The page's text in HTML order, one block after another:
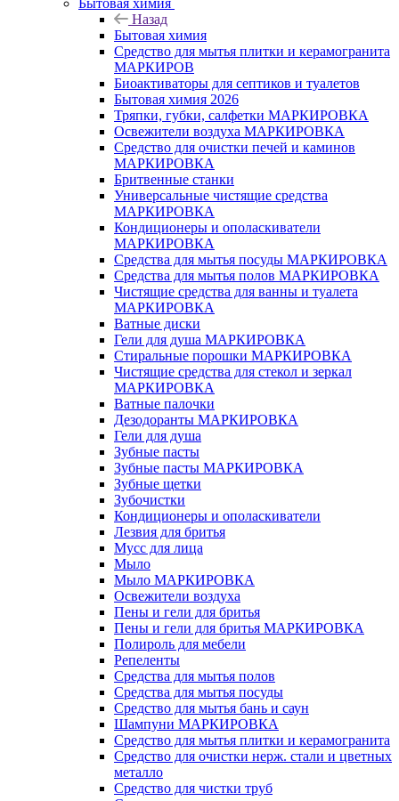
Бытовая химия
Назад
Бытовая химия
Средство для мытья плитки и керамогранита
МАРКИРОВ
Биоактиваторы для септиков и туалетов
Бытовая химия 2026
Тряпки, губки, салфетки МАРКИРОВКА
Освежители воздуха МАРКИРОВКА
Средство для очистки печей и каминов
МАРКИРОВКА
Бритвенные станки
Универсальные чистящие средства
МАРКИРОВКА
Кондиционеры и ополаскиватели
МАРКИРОВКА
Средства для мытья посуды МАРКИРОВКА
Средства для мытья полов МАРКИРОВКА
Чистящие средства для ванны и туалета
МАРКИРОВКА
Ватные диски
Гели для душа МАРКИРОВКА
Стиральные порошки МАРКИРОВКА
Чистящие средства для стекол и зеркал
МАРКИРОВКА
Ватные палочки
Дезодоранты МАРКИРОВКА
Гели для душа
Зубные пасты
Зубные пасты МАРКИРОВКА
Зубные щетки
Зубочистки
Кондиционеры и ополаскиватели
Лезвия для бритья
Мусс для лица
Мыло
Мыло МАРКИРОВКА
Освежители воздуха
Пены и гели для бритья
Пены и гели для бритья МАРКИРОВКА
Полироль для мебели
Репеленты
Средства для мытья полов
Средства для мытья посуды
Средство для мытья бань и саун
Шампуни МАРКИРОВКА
Средство для мытья плитки и керамогранита
Средство для очистки нерж. стали и цветных
металло
Средство для чистки труб